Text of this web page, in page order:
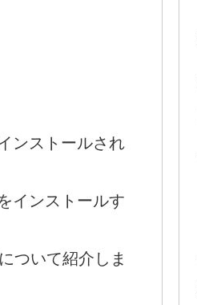
ンストールされ
インストールす
ついて紹介しま